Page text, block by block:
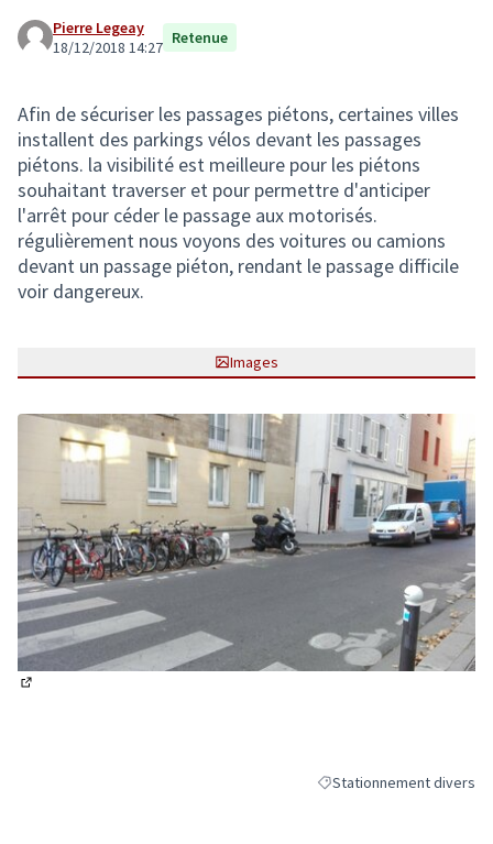
Pierre Legeay
18/12/2018 14:27 Retenue
Afin de sécuriser les passages piétons, certaines villes
installent des parkings vélos devant les passages
piétons. la visibilité est meilleure pour les piétons
souhaitant traverser et pour permettre d'anticiper
l'arrêt pour céder le passage aux motorisés.
régulièrement nous voyons des voitures ou camions
devant un passage piéton, rendant le passage difficile
voir dangereux.
Images
Filtrer les résultats de la
Stationnement divers